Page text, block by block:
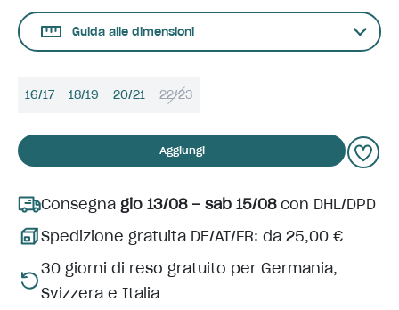
Guida alle dimensioni
16/17 18/19 20/21 22/23
Aggiungi
Consegna gio 13/08 – sab 15/08con DHL/DPD
Spedizione gratuita DE/AT/FR: da 25,00 €
30 giorni di reso gratuito per Germania,
Svizzera e Italia